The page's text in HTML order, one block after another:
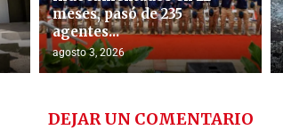
meses, pasó de 235
agentes...
agosto 3, 2026
DEJAR UN COMENTARIO